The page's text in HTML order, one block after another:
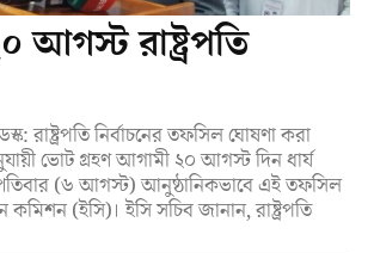
আগস্ট রাষ্ট্রপতি
রাষ্ট্রপতি নির্বাচনের তফসিল ঘোষণা করা
ভোট গ্রহণ আগামী ২০ আগস্ট দিন ধার্য
ইসি সচিব জানান, রাষ্ট্রপতি